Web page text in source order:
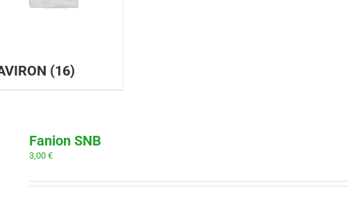
(16)
Fanion SNB
3,00€